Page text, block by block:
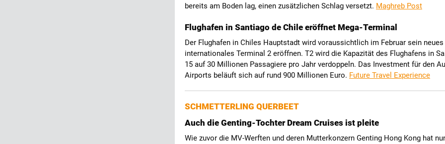
bereits am Boden lag, einen zusätzlichen Schlag versetzt. Maghreb Post
Flughafen in Santiago de Chile eröffnet Mega-Terminal
Der Flughafen in Chiles Hauptstadt wird voraussichtlich im Februar sein neues
internationales Terminal 2 eröffnen. T2 wird die Kapazität des Flughafens in
15 auf 30 Millionen Passagiere pro Jahr verdoppeln. Das Investment für den
Airports beläuft sich auf rund 900 Millionen Euro. Future Travel Experience
SCHMETTERLING QUERBEET
Auch die Genting-Tochter Dream Cruises ist pleite
Wie zuvor die MV-Werften und deren Mutterkonzern Genting Hong Kong hat